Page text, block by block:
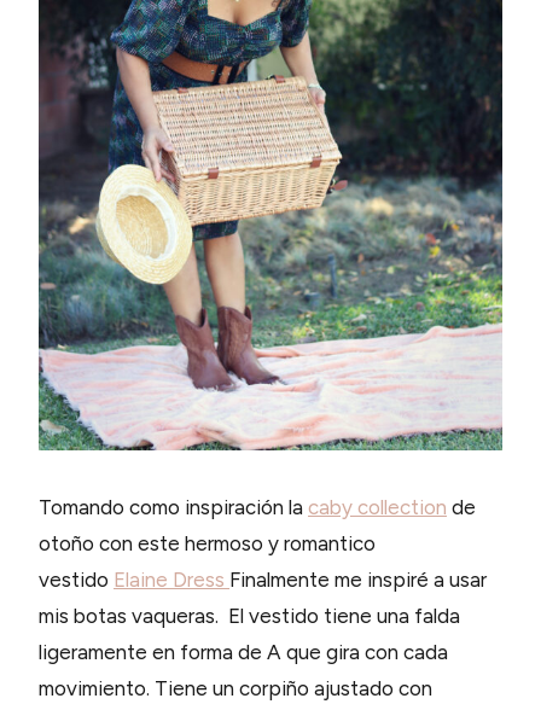
Tomando como inspiración la caby collection de
otoño con este hermoso y romantico
vestido Elaine Dress Finalmente me inspiré a usar
mis botas vaqueras. El vestido tiene una falda
ligeramente en forma de A que gira con cada
movimiento. Tiene un corpiño ajustado con